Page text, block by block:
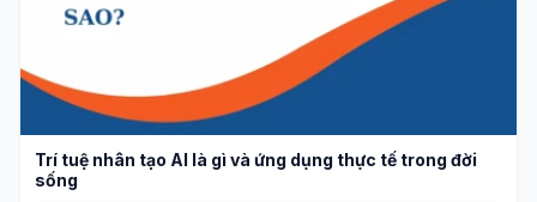
Trí tuệ nhân tạo AI là gì và ứng dụng thực tế trong đời
sống